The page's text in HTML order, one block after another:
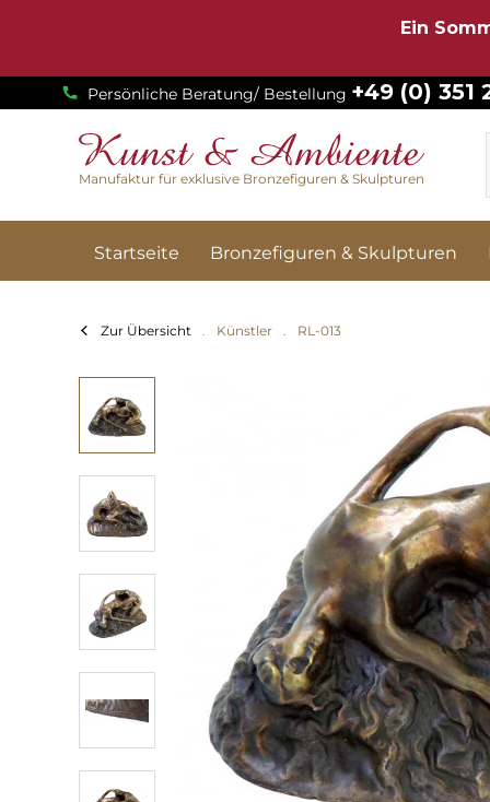
Ein
Persönliche Beratung/ Bestellung +49 (0) 351
Manufaktur für exklusive Bronzefiguren & Skulpturen
Startseite Bronzefiguren & Skulpturen
Zur Übersicht Künstler RL-013